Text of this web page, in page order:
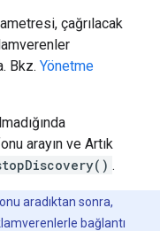
çağrılacak
Bkz. Yönetme
arayın ve Artık
.
aradıktan sonra,
bağlantı